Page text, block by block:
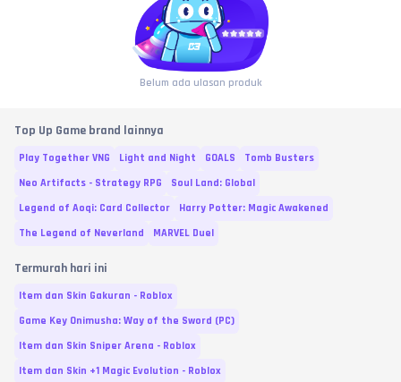
Belum ada ulasan produk
Top Up Game brand lainnya
Play Together VNG Light and Night GOALS
Tomb Busters
Neo Artifacts - Strategy RPG
Soul Land: Global
Legend of Aoqi: Card Collector
Harry Potter: Magic Awakened
The Legend of Neverland
MARVEL Duel
Termurah hari ini
Item dan Skin Gakuran - Roblox
Game Key Onimusha: Way of the Sword (PC)
Item dan Skin Sniper Arena - Roblox
Item dan Skin +1 Magic Evolution - Roblox